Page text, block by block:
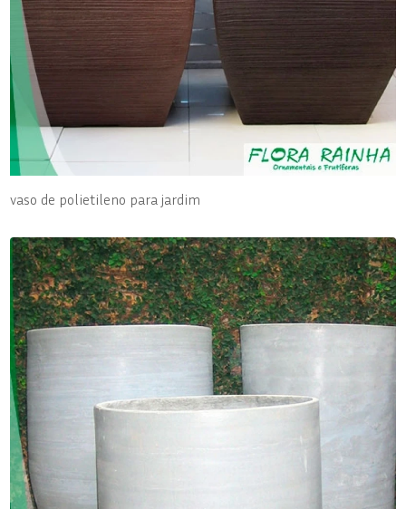
vaso de polietileno para jardim